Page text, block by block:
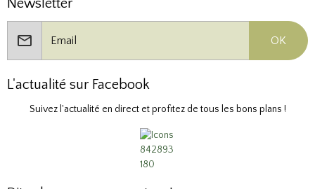
Newsletter
OK
L'actualité sur Facebook
Suivez l'actualité en direct et profitez de tous les bons plans !